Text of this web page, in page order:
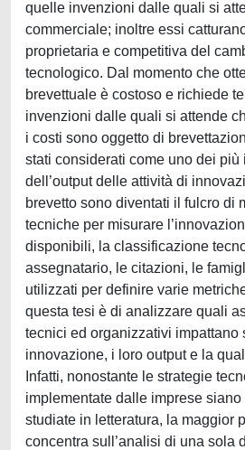
quelle invenzioni dalle quali si
commerciale; inoltre essi
proprietaria e competitiva del
tecnologico. Dal momento che
brevettuale è costoso e richiede
invenzioni dalle quali si attende
i costi sono oggetto di
stati considerati come uno dei più
dell’output delle attività di
brevetto sono diventati il fulcro di
tecniche per misurare
disponibili, la classificazione
assegnatario, le citazioni, le
utilizzati per definire varie
questa tesi è di analizzare quali
tecnici ed organizzativi impattano
innovazione, i loro output e la
Infatti, nonostante le strategie
implementate dalle imprese
studiate in letteratura, la maggior
concentra sull’analisi di una sola